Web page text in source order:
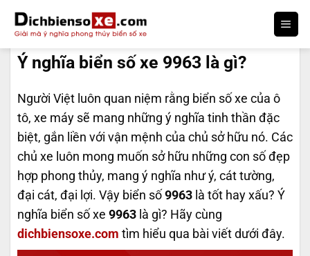
qua
nội
dungÝ nghĩa biển số xe 9963 là gì?
Người Việt luôn quan niệm rằng biển số xe của ô
tô, xe máy sẽ mang những ý nghĩa tinh thần đặc
biệt, gắn liền với vận mệnh của chủ sở hữu nó. Các
chủ xe luôn mong muốn sở hữu những con số đẹp
hợp phong thủy, mang ý nghĩa như ý, cát tường,
đại cát, đại lợi. Vậy biển số 9963 là tốt hay xấu? Ý
nghĩa biển số xe 9963 là gì? Hãy cùng
dichbiensoxe.com tìm hiểu qua bài viết dưới đây.